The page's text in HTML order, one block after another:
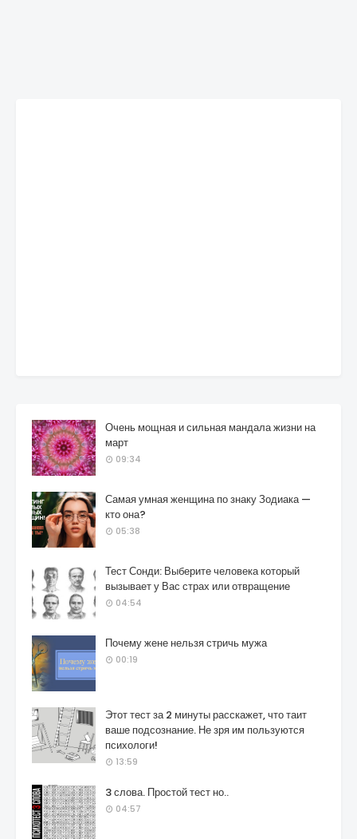
Очень мощная и сильная мандала жизни на
март
09:34
Самая умная женщина по знаку Зодиака —
кто она?
05:38
Тест Сонди: Выберите человека который
вызывает у Вас страх или отвращение
04:54
Почему жене нельзя стричь мужа
00:19
Этот тест за 2 минуты расскажет, что таит
ваше подсознание. Не зря им пользуются
психологи!
13:59
3 слова. Простой тест но..
04:57